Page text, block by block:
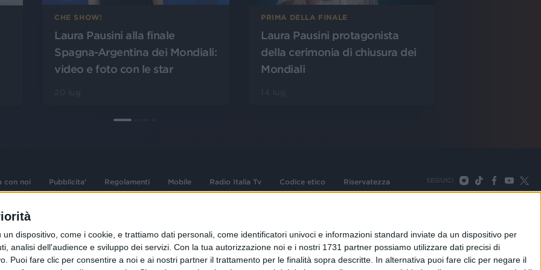
dispositivo, come i cookie, e trattiamo dati personali, come identificatori univoci e informazioni standard inviate da un dispositivo per
analisi dell'audience e sviluppo dei servizi. Con la tua autorizzazione noi e i nostri 1731 partner possiamo utilizzare dati precisi di
Puoi fare clic per consentire a noi e ai nostri partner il trattamento per le finalità sopra descritte. In alternativa puoi fare clic per negare il
CHE SHOW!
Laura Pausini alla finale
Spagna-Argentina dei Mondiali:
video e foto con le star
PRIMA DELLA FINALE
Laura Pausini protagonista
della cerimonia di chiusura dei
Mondiali
con noi Pubblicita' Regolamenti Mobile Radio Italia Tv Codice etico Riservatezza SEGUICI
d'autore e dei diritti
e n° iscrizione
n°286 - 3 Aprile
02 25444220
Sede Legale: Via Savona 97, 20144 Milano